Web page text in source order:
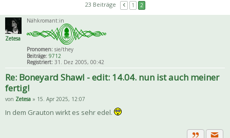
23 Beiträge 1 2
Zetesa
Nähkromant:in
Pronomen: sie/they
Beiträge: 9712
Registriert: 31. Dez 2005, 00:42
Re: Boneyard Shawl - edit: 14.04. nun ist auch meiner
fertig!
von Zetesa » 15. Apr 2025, 12:07
In dem Grauton wirkt es sehr edel.